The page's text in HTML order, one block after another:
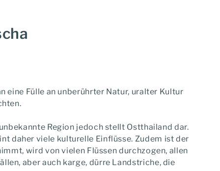
eine Fülle an unberührter Natur, uralter Kultur
Region jedoch stellt Ostthailand dar.
daher viele kulturelle Einflüsse. Zudem ist der
wird von vielen Flüssen durchzogen, allen
aber auch karge, dürre Landstriche, die